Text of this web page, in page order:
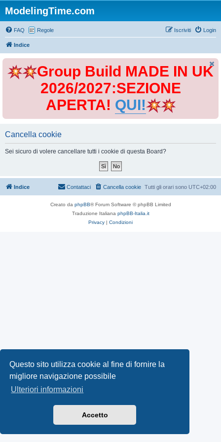
Questo sito utilizza cookie al fine di fornire la
migliore navigazione possibile
Ulteriori informazioni
Accetto
ModelingTime.com
FAQ Regole Login
Iscriviti
Indice
Group Build MADE IN UK
2026/2027:SEZIONE
APERTA! QUI!
Cancella cookie
Sei sicuro di volere cancellare tutti i cookie di questa Board?
Indice Tutti gli orari sono UTC+02:00
Cancella cookie
Contattaci
Creato da phpBB® Forum Software © phpBB Limited
Traduzione Italiana phpBB-Italia.it
Privacy | Condizioni